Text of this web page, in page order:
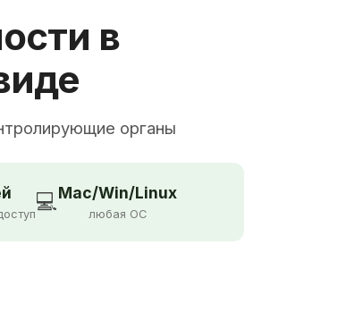
в
органы
💻Mac/Win/Linux
любая ОС